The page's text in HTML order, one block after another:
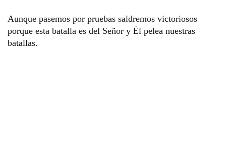
Aunque pasemos por pruebas saldremos victoriosos
porque esta batalla es del Señor y Él pelea nuestras
batallas.